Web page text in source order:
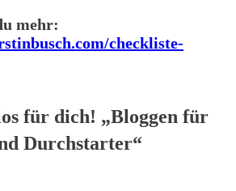
mehr:
checkliste-
für dich! „Bloggen für
Durchstarter“